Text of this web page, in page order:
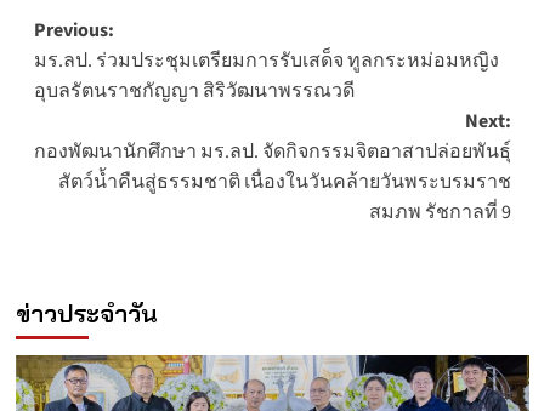
Post
navigation
Previous:
มร.ลป. ร่วมประชุมเตรียมการรับเสด็จ ทูลกระหม่อมหญิง
อุบลรัตนราชกัญญา สิริวัฒนาพรรณวดี
Next:
กองพัฒนานักศึกษา มร.ลป. จัดกิจกรรมจิตอาสาปล่อยพันธุ์
สัตว์น้ำคืนสู่ธรรมชาติ เนื่องในวันคล้ายวันพระบรมราช
สมภพ รัชกาลที่ 9
ข่าวประจำวัน